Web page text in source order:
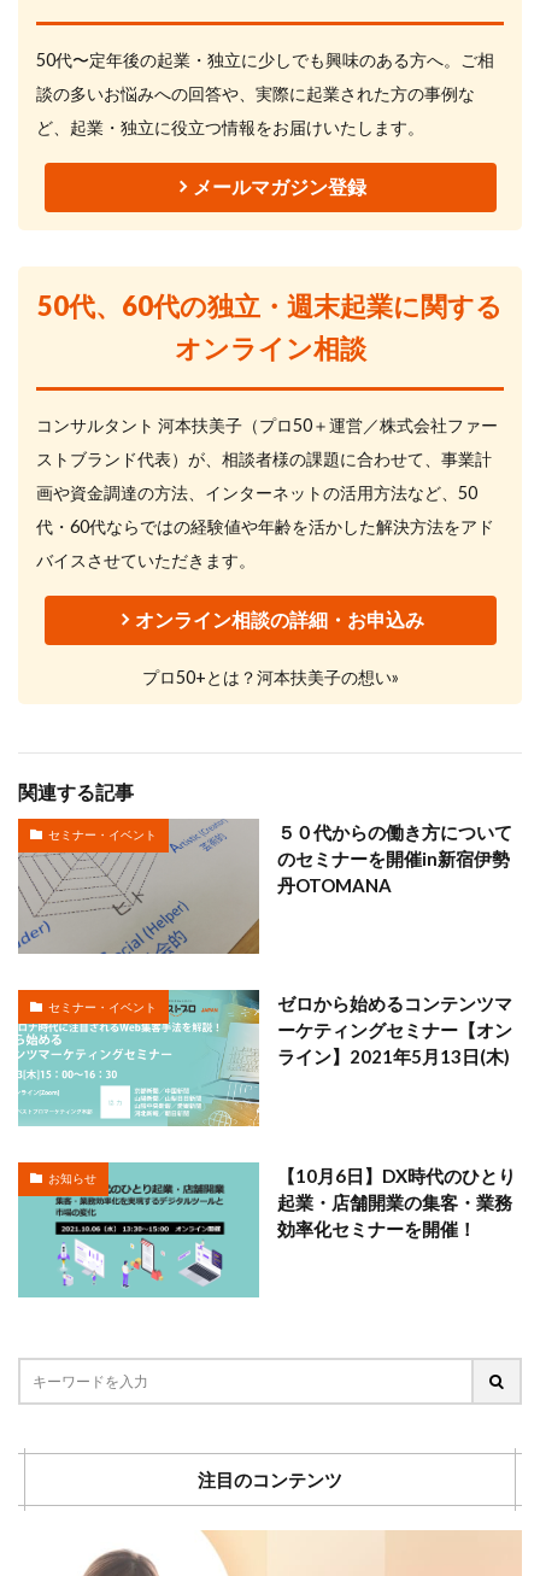
50代〜定年後の起業・独立に少しでも興味のある方へ。ご相
談の多いお悩みへの回答や、実際に起業された方の事例な
ど、起業・独立に役立つ情報をお届けいたします。
メールマガジン登録
50代、60代の独立・週末起業に関する
オンライン相談
コンサルタント 河本扶美子（プロ50＋運営／株式会社ファー
ストブランド代表）が、相談者様の課題に合わせて、事業計
画や資金調達の方法、インターネットの活用方法など、50
代・60代ならではの経験値や年齢を活かした解決方法をアド
バイスさせていただきます。
オンライン相談の詳細・お申込み
プロ50+とは？河本扶美子の想い»
関連する記事
セミナー・イベント
５０代からの働き方について
のセミナーを開催in新宿伊勢
丹OTOMANA
セミナー・イベント
ゼロから始めるコンテンツマ
ーケティングセミナー【オン
ライン】2021年5月13日(木)
お知らせ
【10月6日】DX時代のひとり
起業・店舗開業の集客・業務
効率化セミナーを開催！
注目のコンテンツ